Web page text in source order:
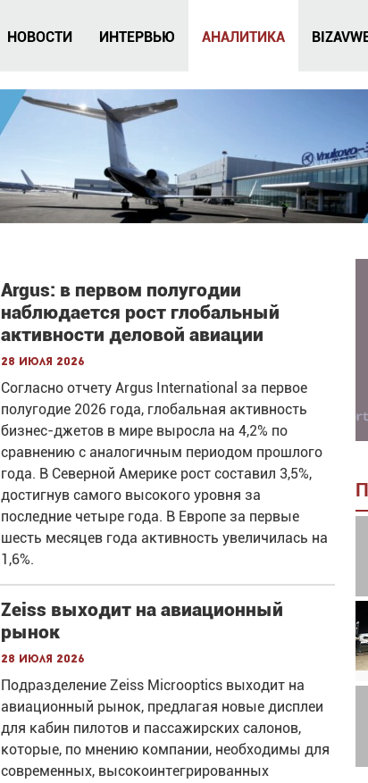
НОВОСТИ ИНТЕРВЬЮ АНАЛИТИКА
Argus: в первом полугодии
наблюдается рост глобальный
активности деловой авиации
28 июля 2026
Согласно отчету Argus International за первое
полугодие 2026 года, глобальная активность
бизнес-джетов в мире выросла на 4,2% по
сравнению с аналогичным периодом прошлого
года. В Северной Америке рост составил 3,5%,
достигнув самого высокого уровня за
последние четыре года. В Европе за первые
шесть месяцев года активность увеличилась на
1,6%.
Zeiss выходит на авиационный
рынок
28 июля 2026
Подразделение Zeiss Microoptics выходит на
авиационный рынок, предлагая новые дисплеи
для кабин пилотов и пассажирских салонов,
которые, по мнению компании, необходимы для
современных, высокоинтегрированных